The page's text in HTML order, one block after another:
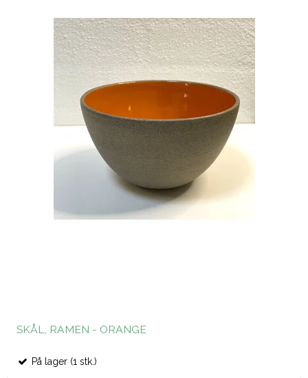
SKÅL, RAMEN - ORANGE
På lager (1 stk.)